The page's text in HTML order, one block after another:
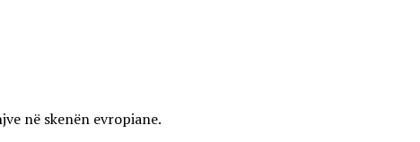
në skenën evropiane.